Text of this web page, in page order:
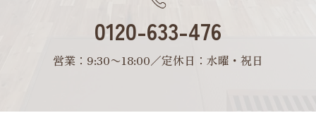
0120-633-476
営業：9:30〜18:00／定休日：水曜・祝日